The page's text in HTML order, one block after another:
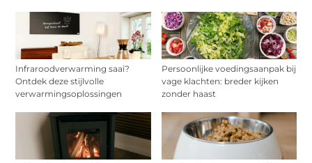
Infraroodverwarming saai?
Ontdek deze stijlvolle
verwarmingsoplossingen
Persoonlijke voedingsaanpak bij
vage klachten: breder kijken
zonder haast